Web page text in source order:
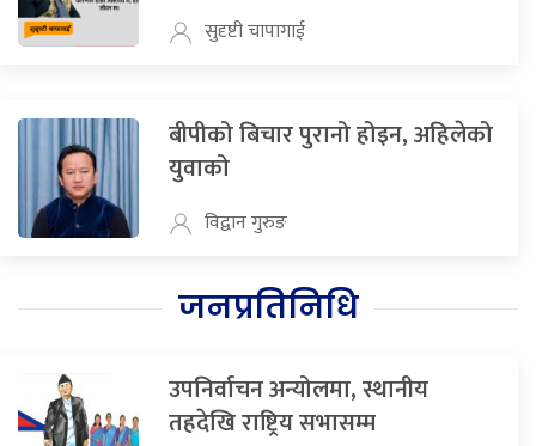
सुदृष्टी चापागाई
बीपीको बिचार पुरानो होइन, अहिलेको
युवाको
विद्वान गुरुङ
जनप्रतिनिधि
उपनिर्वाचन अन्योलमा, स्थानीय
तहदेखि राष्ट्रिय सभासम्म